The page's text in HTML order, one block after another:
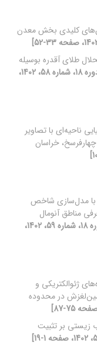
کلیدی بخش معدن
طلای آقدره بوسیله
[دوره 18، شماره 58، 1402،
ناحیه‌ای با تصاویر
طیفی چهارفرسخ، خراسان
بهبود روش آمارۀ فضایی U با مدل‌سازی شاخص
مناطق آنومال
[دوره 18، شماره 59، 1402،
ژئوالکتریکی و
در محدوده
زیستی بر تثبیت